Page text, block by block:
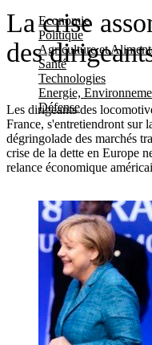
Economie
Politique
Agriculture et
Santé
Technologies
Energie,
Défense
La crise
des
Les dirigeants des
France, s'entretiendront sur
dégringolade des marchés
crise de la dette en Europe
relance économique